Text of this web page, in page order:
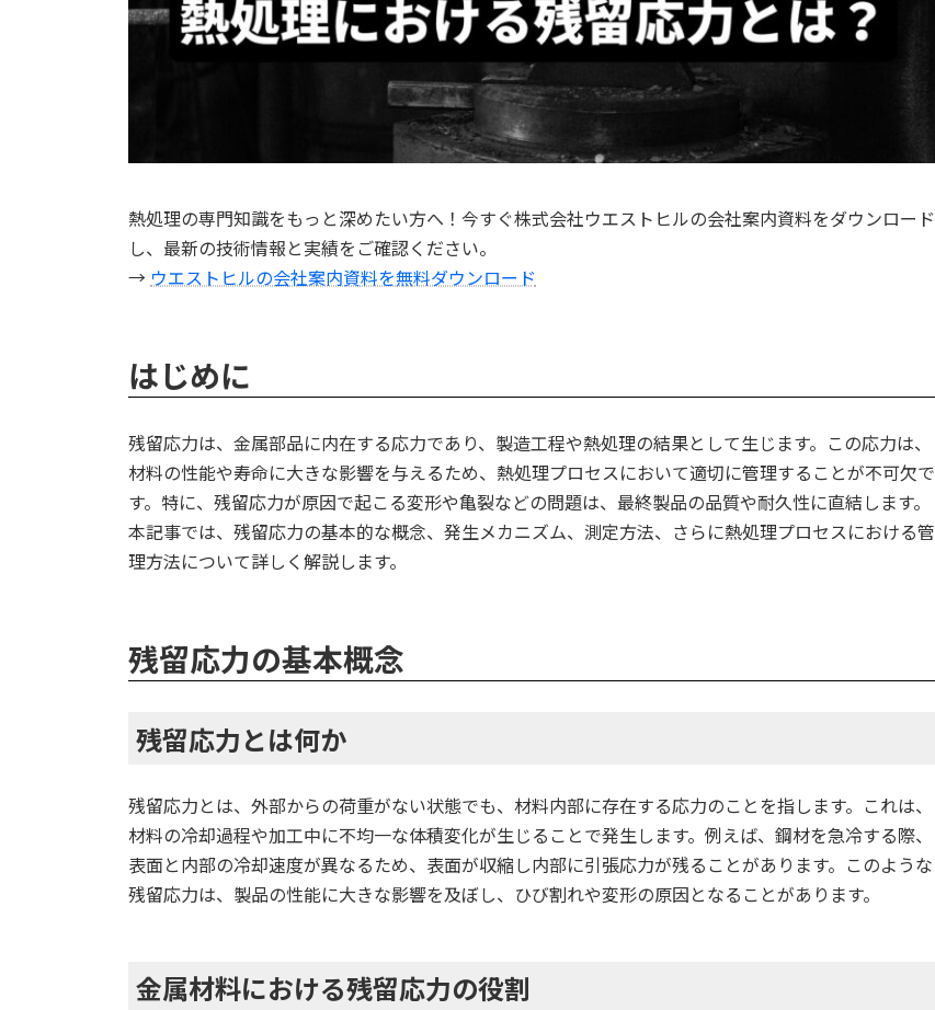
熱処理の専門知識をもっと深めたい方へ！今すぐ株式会社ウエストヒルの会社案内資料をダウンロード
し、最新の技術情報と実績をご確認ください。
→ ウエストヒルの会社案内資料を無料ダウンロード
はじめに
残留応力は、金属部品に内在する応力であり、製造工程や熱処理の結果として生じます。この応力は、
材料の性能や寿命に大きな影響を与えるため、熱処理プロセスにおいて適切に管理することが不可欠で
す。特に、残留応力が原因で起こる変形や亀裂などの問題は、最終製品の品質や耐久性に直結します。
本記事では、残留応力の基本的な概念、発生メカニズム、測定方法、さらに熱処理プロセスにおける管
理方法について詳しく解説します。
残留応力の基本概念
残留応力とは何か
残留応力とは、外部からの荷重がない状態でも、材料内部に存在する応力のことを指します。これは、
材料の冷却過程や加工中に不均一な体積変化が生じることで発生します。例えば、鋼材を急冷する際、
表面と内部の冷却速度が異なるため、表面が収縮し内部に引張応力が残ることがあります。このような
残留応力は、製品の性能に大きな影響を及ぼし、ひび割れや変形の原因となることがあります。
金属材料における残留応力の役割